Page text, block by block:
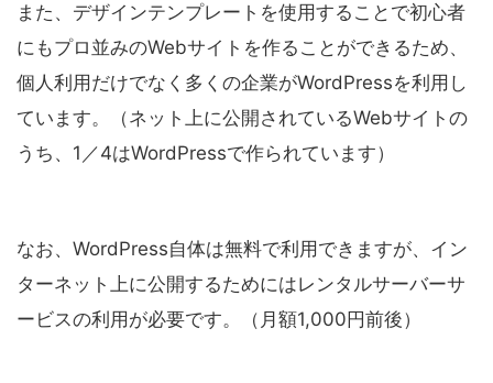
また、デザインテンプレートを使用することで初心者
にもプロ並みのWebサイトを作ることができるため、
個人利用だけでなく多くの企業がWordPressを利用し
ています。（ネット上に公開されているWebサイトの
うち、1／4はWordPressで作られています）
なお、WordPress自体は無料で利用できますが、イン
ターネット上に公開するためにはレンタルサーバーサ
ービスの利用が必要です。（月額1,000円前後）